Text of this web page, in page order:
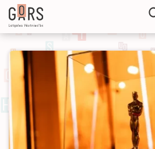
Skip
main
content